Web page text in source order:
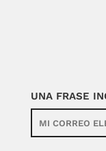
UNA FRASE